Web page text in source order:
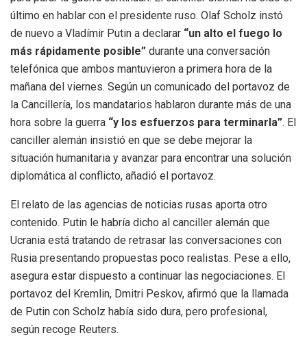
último en hablar con el presidente ruso. Olaf Scholz instó
de nuevo a Vladímir Putin a declarar “un alto el fuego lo
más rápidamente posible” durante una conversación
telefónica que ambos mantuvieron a primera hora de la
mañana del viernes. Según un comunicado del portavoz de
la Cancillería, los mandatarios hablaron durante más de una
hora sobre la guerra “y los esfuerzos para terminarla”. El
canciller alemán insistió en que se debe mejorar la
situación humanitaria y avanzar para encontrar una solución
diplomática al conflicto, añadió el portavoz.
El relato de las agencias de noticias rusas aporta otro
contenido. Putin le habría dicho al canciller alemán que
Ucrania está tratando de retrasar las conversaciones con
Rusia presentando propuestas poco realistas. Pese a ello,
asegura estar dispuesto a continuar las negociaciones. El
portavoz del Kremlin, Dmitri Peskov, afirmó que la llamada
de Putin con Scholz había sido dura, pero profesional,
según recoge Reuters.